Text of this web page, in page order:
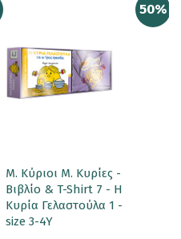
50%
Μ. Κύριοι Μ. Κυρίες -
Βιβλίο & T-Shirt 7 - Η
Κυρία Γελαστούλα 1 -
size 3-4Y